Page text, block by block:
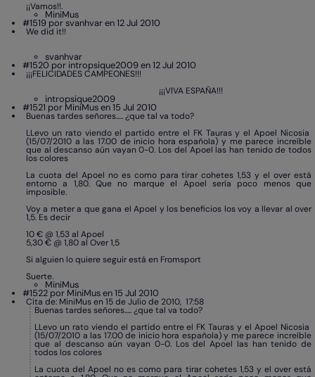
¡¡Vamos!!.
MiniMus
#1519 por svanhvar en 12 Jul 2010
We did it!!
svanhvar
#1520 por intropsique2009 en 12 Jul 2010
¡¡¡FELICIDADES CAMPEONES!!!
¡¡¡VIVA ESPAÑA!!!
intropsique2009
#1521 por MiniMus en 15 Jul 2010
Buenas tardes señores..... ¿que tal va todo?
LLevo un rato viendo el partido entre el FK Tauras y el Apoel Nicosia
(15/07/2010 a las 17.00 de inicio hora española) y me parece increíble
que al descanso aún vayan 0-0. Los del Apoel las han tenido de todos
los colores
La cuota del Apoel no es como para tirar cohetes 1,53 y el over está
entorno a 1,80. Que no marque el Apoel sería poco menos que
imposible.
Voy a meter a que gana el Apoel y los beneficios los voy a llevar al over
1,5. Es decir
10 € @ 1,53 al Apoel
5,30 € @ 1,80 al Over 1,5
Si alguien lo quiere seguir está en Fromsport
Suerte.
MiniMus
#1522 por MiniMus en 15 Jul 2010
Cita de: MiniMus en 15 de Julio de 2010, 17:58
Buenas tardes señores..... ¿que tal va todo?
LLevo un rato viendo el partido entre el FK Tauras y el Apoel Nicosia
(15/07/2010 a las 17.00 de inicio hora española) y me parece increíble
que al descanso aún vayan 0-0. Los del Apoel las han tenido de
todos los colores
La cuota del Apoel no es como para tirar cohetes 1,53 y el over está